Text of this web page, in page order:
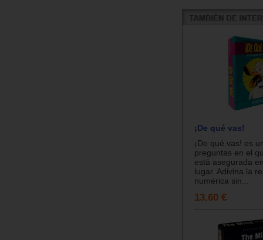
¡De qué vas!
¡De qué vas! es
preguntas en el
está asegurada
lugar. Adivina la
numérica sin...
13.60 €